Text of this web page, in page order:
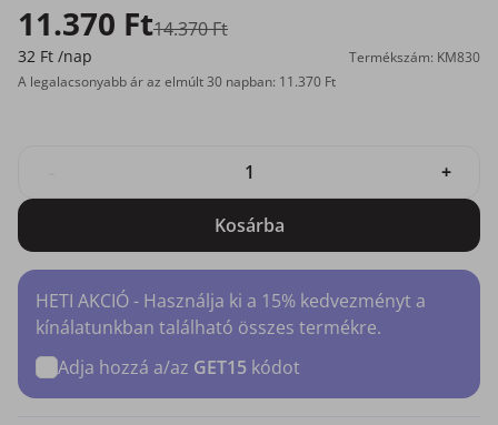
11.370 Ft14.370 Ft
32 Ft /nap
Termékszám: KM830
A legalacsonyabb ár az elmúlt 30 napban: 11.370 Ft
+
Kosárba
HETI AKCIÓ - Használja ki a 15% kedvezményt a
kínálatunkban található összes termékre.
Adja hozzá a/az GET15 kódot